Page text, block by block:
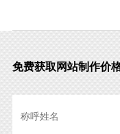
免费获取网站制作价